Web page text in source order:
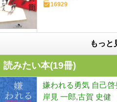
16929
もっと
読みたい本(19冊)
嫌われる勇気 自己
岸見 一郎,古賀 史健